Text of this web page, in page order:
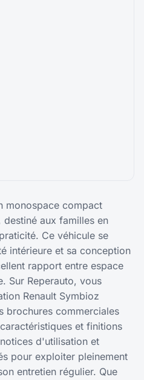
monospace compact
aux familles en
Ce véhicule se
intérieure et sa conception
rapport entre espace
Sur Reperauto, vous
Renault Symbioz
brochures commerciales
et finitions
d'utilisation et
pour exploiter pleinement
entretien régulier. Que